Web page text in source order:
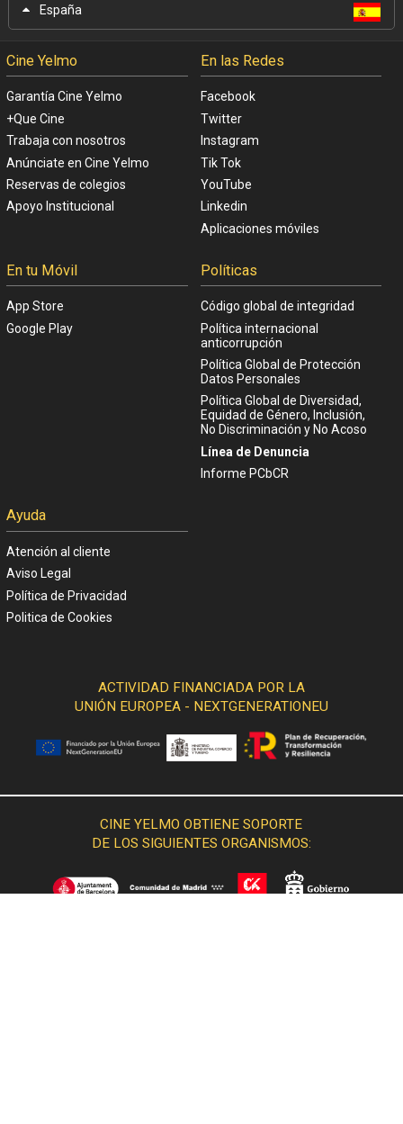
España
Cine Yelmo
Garantía Cine Yelmo
+Que Cine
Trabaja con nosotros
Anúnciate en Cine Yelmo
Reservas de colegios
Apoyo Institucional
En las Redes
Facebook
Twitter
Instagram
Tik Tok
YouTube
Linkedin
Aplicaciones móviles
En tu Móvil
App Store
Google Play
Políticas
Código global de integridad
Política internacional
anticorrupción
Política Global de Protección
Datos Personales
Política Global de Diversidad,
Equidad de Género, Inclusión,
No Discriminación y No Acoso
Línea de Denuncia
Informe PCbCR
Ayuda
Atención al cliente
Aviso Legal
Política de Privacidad
Politica de Cookies
ACTIVIDAD FINANCIADA POR LA
UNIÓN EUROPEA - NEXTGENERATIONEU
CINE YELMO OBTIENE SOPORTE
DE LOS SIGUIENTES ORGANISMOS: